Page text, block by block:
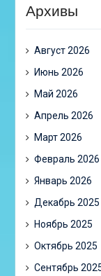
Архивы
Август 2026
Июнь 2026
Май 2026
Апрель 2026
Март 2026
Февраль 2026
Январь 2026
Декабрь 2025
Ноябрь 2025
Октябрь 2025
Сентябрь